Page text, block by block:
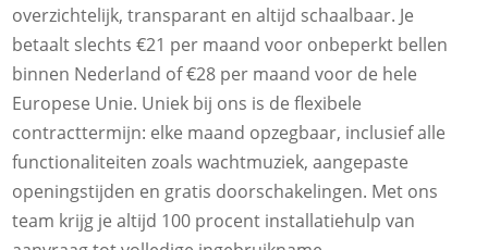
overzichtelijk, transparant en altijd schaalbaar. Je
betaalt slechts €21 per maand voor onbeperkt bellen
binnen Nederland of €28 per maand voor de hele
Europese Unie. Uniek bij ons is de flexibele
contracttermijn: elke maand opzegbaar, inclusief alle
functionaliteiten zoals wachtmuziek, aangepaste
openingstijden en gratis doorschakelingen. Met ons
team krijg je altijd 100 procent installatiehulp van